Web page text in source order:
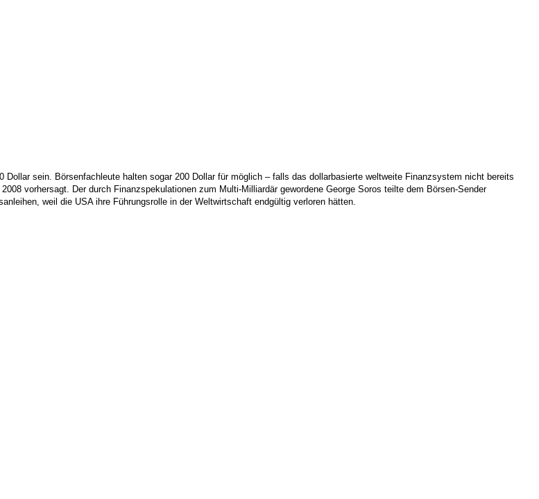
sein. Börsenfachleute halten sogar 200 Dollar für möglich – falls das dollarbasierte weltweite Finanzsystem nicht bereits
vorhersagt. Der durch Finanzspekulationen zum Multi-Milliardär gewordene George Soros teilte dem Börsen-Sender
weil die USA ihre Führungsrolle in der Weltwirtschaft endgültig verloren hätten.